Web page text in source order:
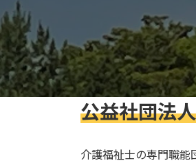
公益社団法
介護福祉士の専門職能